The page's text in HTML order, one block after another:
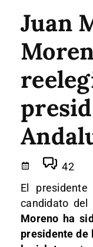
Juan
42
El
candidato del
Moreno ha
presidente de